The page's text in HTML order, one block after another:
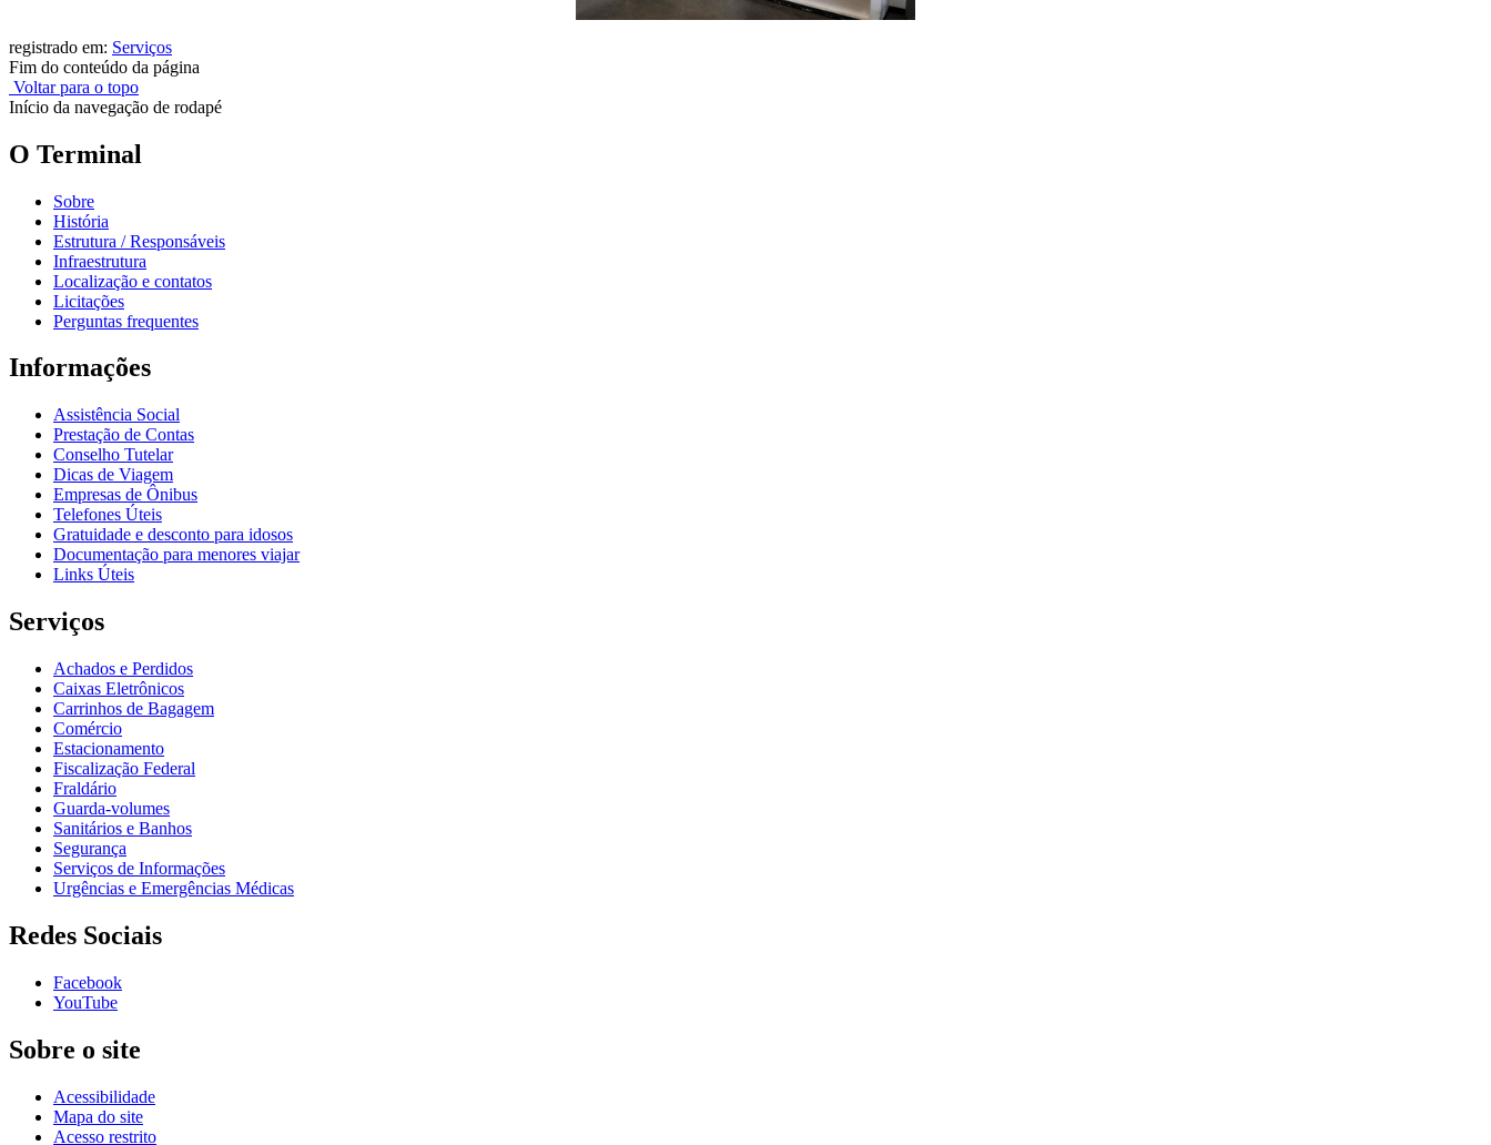
registrado em: Serviços
Fim do conteúdo da página
Voltar para o topo
Início da navegação de rodapé
O Terminal
Sobre
História
Estrutura / Responsáveis
Infraestrutura
Localização e contatos
Licitações
Perguntas frequentes
Informações
Assistência Social
Prestação de Contas
Conselho Tutelar
Dicas de Viagem
Empresas de Ônibus
Telefones Úteis
Gratuidade e desconto para idosos
Documentação para menores viajar
Links Úteis
Serviços
Achados e Perdidos
Caixas Eletrônicos
Carrinhos de Bagagem
Comércio
Estacionamento
Fiscalização Federal
Fraldário
Guarda-volumes
Sanitários e Banhos
Segurança
Serviços de Informações
Urgências e Emergências Médicas
Redes Sociais
Facebook
YouTube
Sobre o site
Acessibilidade
Mapa do site
Acesso restrito